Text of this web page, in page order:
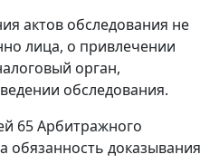
актов обследования не
лица, о привлечении
орган,
обследования.
65Арбитражного
обязанность доказывания